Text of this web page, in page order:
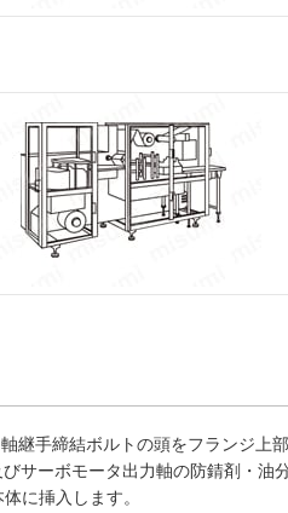
継手締結ボルトの頭をフランジ上
サーボモータ出力軸の防錆剤・油
に挿入します。